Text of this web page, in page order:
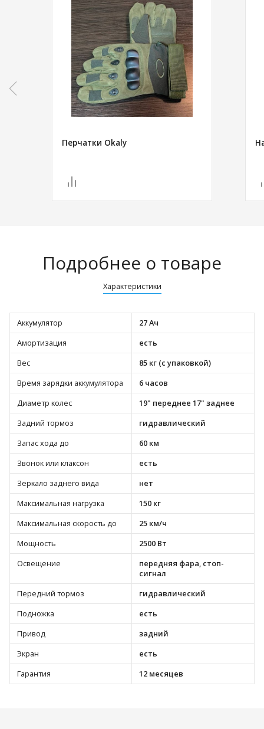
Перчатки Okaly
Подробнее о товаре
Характеристики
Аккумулятор
27 Ач
Амортизация
есть
Вес
85 кг (с упаковкой)
Время зарядки аккумулятора
6 часов
Диаметр колес
19" переднее 17" заднее
Задний тормоз
гидравлический
Запас хода до
60 км
Звонок или клаксон
есть
Зеркало заднего вида
нет
Максимальная нагрузка
150 кг
Максимальная скорость до
25 км/ч
Мощность
2500 Вт
Освещение
передняя фара, стоп-
сигнал
Передний тормоз
гидравлический
Подножка
есть
Привод
задний
Экран
есть
Гарантия
12 месяцев